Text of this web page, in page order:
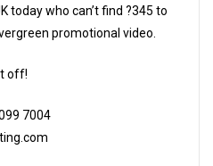
today who can’t find ?345 to
promotional video.
off!
7004